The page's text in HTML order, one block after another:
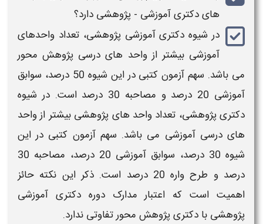
هایدکتریآموزشی - پژوهشی دارد؟
در شیوه دکتریآموزشی پژوهشی، تعداد واحدهای
آموزشی بیشتر از واحد های درسی پژوهش محور
می باشد. سهم آزمون کتبی در این شیوه 50 درصد، سوابق
آموزشی 20 درصد و مصاحبه 30 درصد است. در شیوه
دکتریپژوهشی، تعداد واحد های پژوهشی بیشتر از واحد
های درسی آموزشی می باشد. سهم آزمون کتبی در این
شیوه 30 درصد، سوابق آموزشی 20 درصد، مصاحبه 30
درصد و طرح واره 20 درصد است. ذکر این نکته حائز
اهمیت است که اعتبار مدارک دورهدکتری آموزشی
پژوهشی با دکتریپژوهش محور تفاوتی ندارد.